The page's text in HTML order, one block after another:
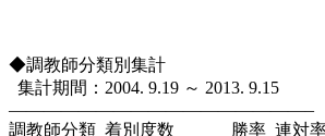
◆調教師分類別集計
集計期間：2004. 9.19 ～ 2013. 9.15
—————————————————–
調教師分類 着別度数 勝率 連対率